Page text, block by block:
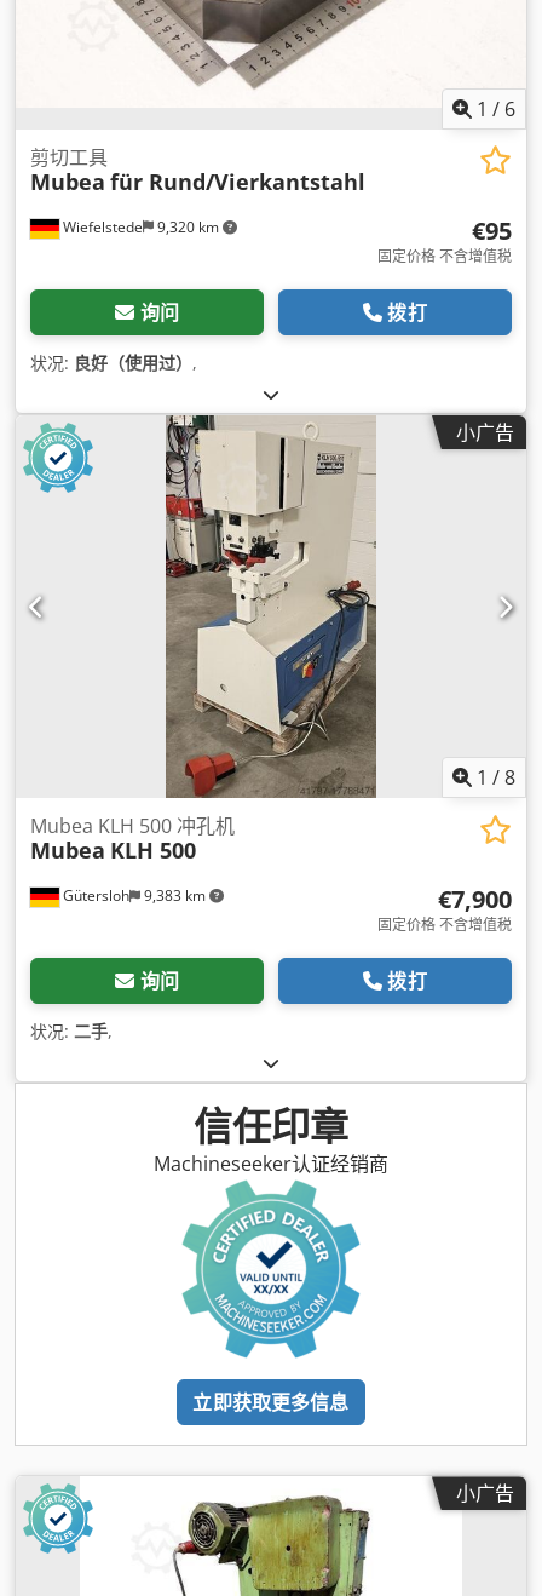
1 / 6
Wiefelstede 9,320 km
剪切工具
Mubea für Rund/Vierkantstahl
€95
固定价格 不含增值税
询问 拨打
状况: 良好（使用过） ,
小广告
1 /8
Gütersloh 9,383 km
Mubea KLH 500 冲孔机
Mubea KLH 500
€7,900
固定价格 不含增值税
询问 拨打
状况: 二手,
信任印章
Machineseeker认证经销商
立即获取更多信息
小广告